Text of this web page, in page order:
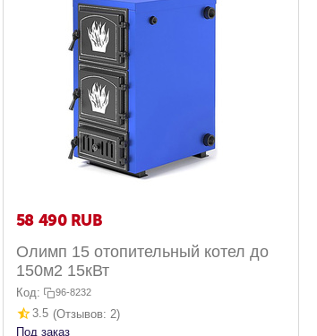
58 490 RUB
Олимп 15 отопительный котел до
150м2 15кВт
Код: 96-8232
3.5 (Отзывов: 2)
Под заказ